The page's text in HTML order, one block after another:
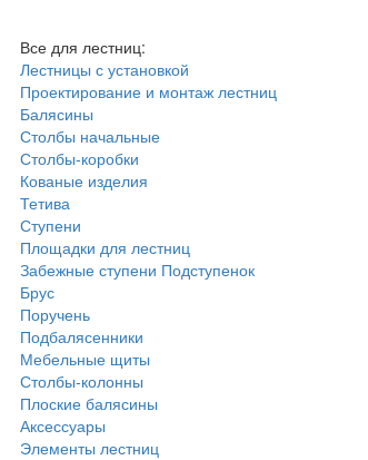
Все для лестниц:
Лестницы с установкой
Проектирование и монтаж лестниц
Балясины
Столбы начальные
Столбы-коробки
Кованые изделия
Тетива
Ступени
Площадки для лестниц
Забежные ступени Подступенок
Брус
Поручень
Подбалясенники
Мебельные щиты
Столбы-колонны
Плоские балясины
Аксессуары
Элементы лестниц